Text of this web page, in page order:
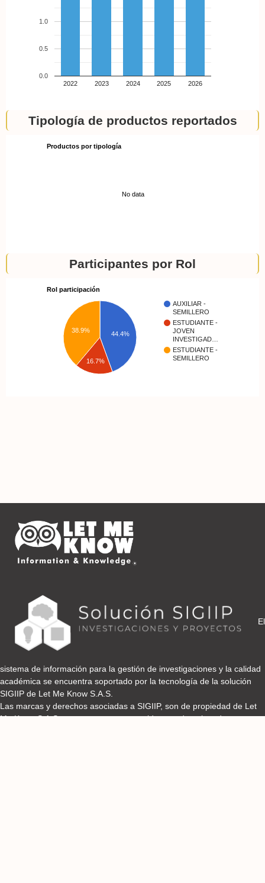
2022 2023 2024 2025 2026
0.0
0.5
1.0
Tipología de productos reportados
Productos por tipología
No data
Participantes por Rol
Rol participación
AUXILIAR -
SEMILLERO
ESTUDIANTE -
JOVEN
INVESTIGAD…
ESTUDIANTE -
SEMILLERO
44.4%
38.9%
16.7%
El
sistema de información para la gestión de investigaciones y la calidad
académica se encuentra soportado por la tecnología de la solución
SIGIIP de Let Me Know S.A.S.
Las marcas y derechos asociadas a SIGIIP, son de propiedad de Let
Me Know S.A.S y se encuentran protegidos por derechos de autor e